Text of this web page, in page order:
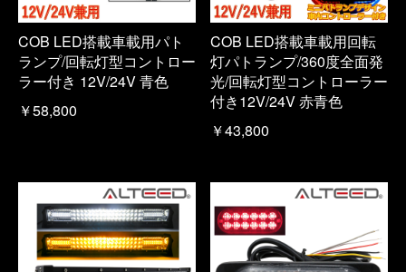
COB LED搭載車載用パト
ランプ/回転灯型コントロー
ラー付き 12V/24V 青色
￥58,800
COB LED搭載車載用回転
灯パトランプ/360度全面発
光/回転灯型コントローラー
付き12V/24V 赤青色
￥43,800